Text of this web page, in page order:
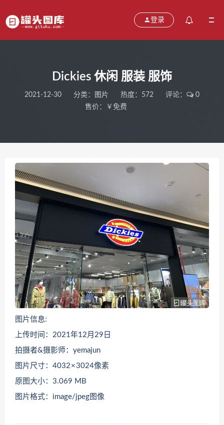
登录
Dickies 休闲 服装 服饰
2021-12-30 分类： 图片 热度：572 评论：
0
售价：￥免费
图片信息:
上传时间：2021年12月29日
拍摄者&摄影师：yemajun
图片尺寸：4032 × 3024像素
原图大小：3.069 MB
图片格式：image/jpeg图像